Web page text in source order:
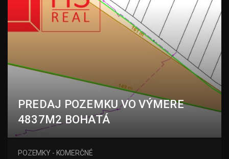
PREDAJ POZEMKU VO VÝMERE
4837M2 BOHATÁ
Bohatá, Hurbanovo
POZEMKY - KOMERČNÉ